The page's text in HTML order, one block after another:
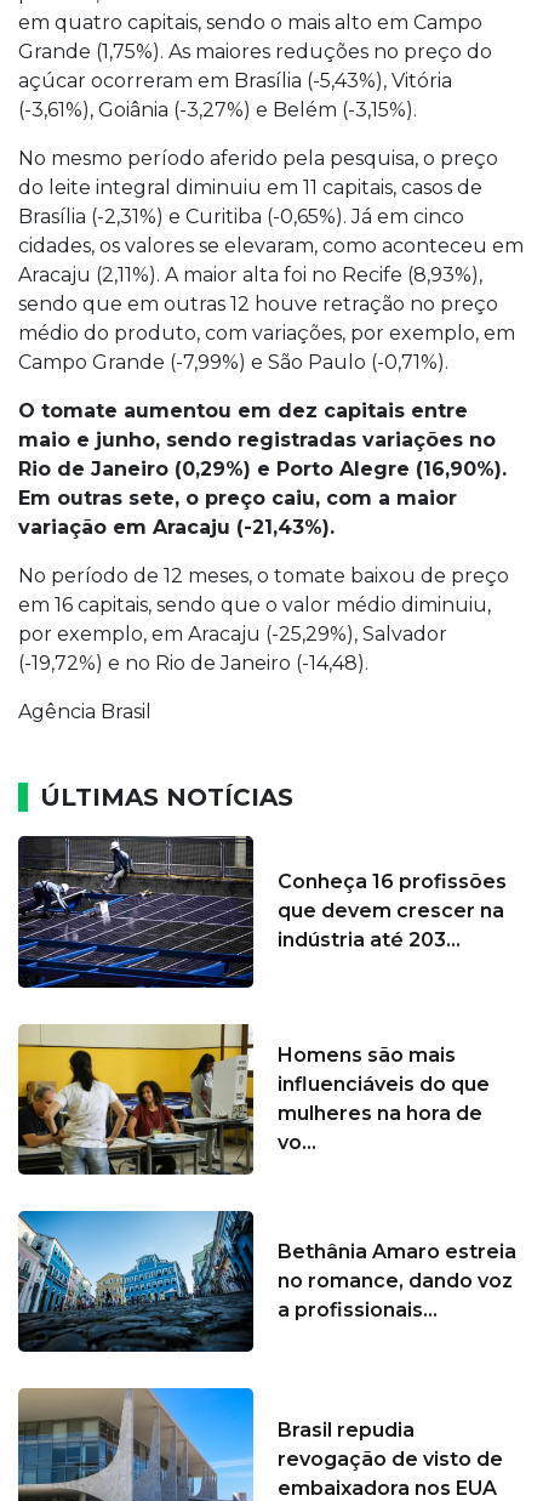
em quatro capitais, sendo o mais alto em Campo
Grande (1,75%). As maiores reduções no preço do
açúcar ocorreram em Brasília (-5,43%), Vitória
(-3,61%), Goiânia (-3,27%) e Belém (-3,15%).
No mesmo período aferido pela pesquisa, o preço
do leite integral diminuiu em 11 capitais, casos de
Brasília (-2,31%) e Curitiba (-0,65%). Já em cinco
cidades, os valores se elevaram, como aconteceu em
Aracaju (2,11%). A maior alta foi no Recife (8,93%),
sendo que em outras 12 houve retração no preço
médio do produto, com variações, por exemplo, em
Campo Grande (-7,99%) e São Paulo (-0,71%).
O tomate aumentou em dez capitais entre
maio e junho, sendo registradas variações no
Rio de Janeiro (0,29%) e Porto Alegre (16,90%).
Em outras sete, o preço caiu, com a maior
variação em Aracaju (-21,43%).
No período de 12 meses, o tomate baixou de preço
em 16 capitais, sendo que o valor médio diminuiu,
por exemplo, em Aracaju (-25,29%), Salvador
(-19,72%) e no Rio de Janeiro (-14,48).
Agência Brasil
ÚLTIMAS NOTÍCIAS
Conheça 16 profissões
que devem crescer na
indústria até 203...
Homens são mais
influenciáveis do que
mulheres na hora de
vo...
Bethânia Amaro estreia
no romance, dando voz
a profissionais...
Brasil repudia
revogação de visto de
embaixadora nos EUA